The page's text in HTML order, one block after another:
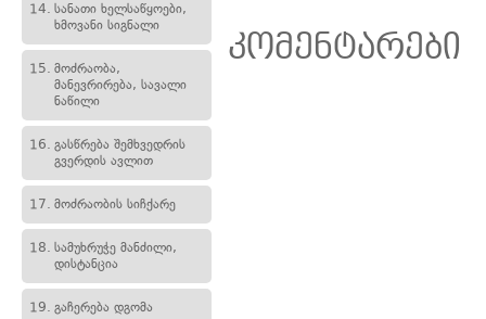
14. სანათი ხელსაწყოები,
ხმოვანი სიგნალი
15. მოძრაობა,
მანევრირება, სავალი
ნაწილი
16. გასწრება შემხვედრის
გვერდის ავლით
17. მოძრაობის სიჩქარე
18. სამუხრუჭე მანძილი,
დისტანცია
19. გაჩერება დგომა
კომენტარები